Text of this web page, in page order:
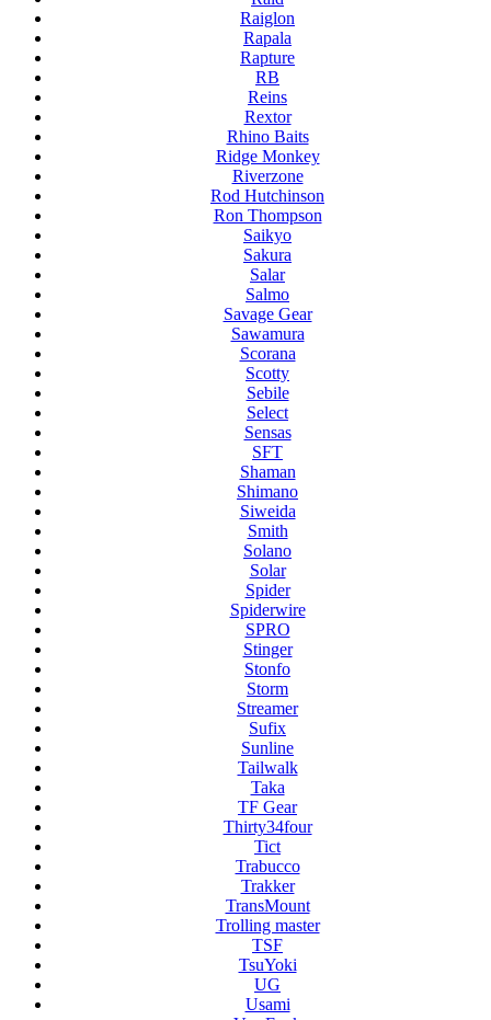
Raiglon
Rapala
Rapture
RB
Reins
Rextor
Rhino Baits
Ridge Monkey
Riverzone
Rod Hutchinson
Ron Thompson
Saikyo
Sakura
Salar
Salmo
Savage Gear
Sawamura
Scorana
Scotty
Sebile
Select
Sensas
SFT
Shaman
Shimano
Siweida
Smith
Solano
Solar
Spider
Spiderwire
SPRO
Stinger
Stonfo
Storm
Streamer
Sufix
Sunline
Tailwalk
Taka
TF Gear
Thirty34four
Tict
Trabucco
Trakker
TransMount
Trolling master
TSF
TsuYoki
UG
Usami